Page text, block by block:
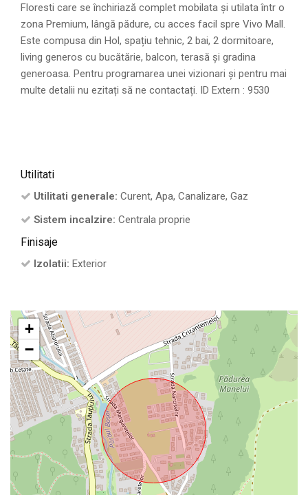
Floresti care se închiriază complet mobilata și utilata într o
zona Premium, lângă pădure, cu acces facil spre Vivo Mall.
Este compusa din Hol, spațiu tehnic, 2 bai, 2 dormitoare,
living generos cu bucătărie, balcon, terasă și gradina
generoasa. Pentru programarea unei vizionari și pentru mai
multe detalii nu ezitați să ne contactați. ID Extern : 9530
Utilitati
Utilitati generale: Curent, Apa, Canalizare, Gaz
Sistem incalzire: Centrala proprie
Finisaje
Izolatii: Exterior
+
−